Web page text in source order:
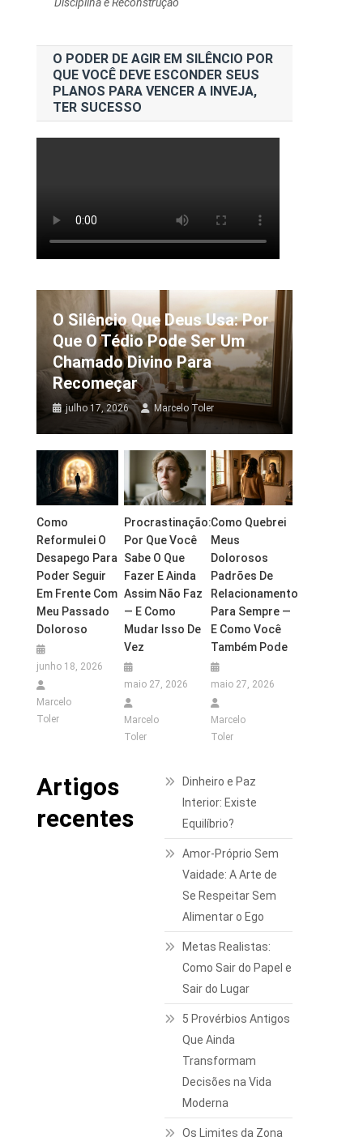
O PODER DE AGIR EM SILÊNCIO POR
QUE VOCÊ DEVE ESCONDER SEUS
PLANOS PARA VENCER A INVEJA,
TER SUCESSO
O Silêncio Que Deus Usa: Por
Que O Tédio Pode Ser Um
Chamado Divino Para
Recomeçar
julho 17, 2026 Marcelo Toler
Como
Reformulei O
Desapego Para
Poder Seguir
Em Frente Com
Meu Passado
Doloroso
junho 18, 2026
Marcelo
Toler
Procrastinação:
Por Que Você
Sabe O Que
Fazer E Ainda
Assim Não Faz
— E Como
Mudar Isso De
Vez
maio 27, 2026
Marcelo
Toler
Como Quebrei
Meus
Dolorosos
Padrões De
Relacionamento
Para Sempre —
E Como Você
Também Pode
maio 27, 2026
Marcelo
Toler
Artigos
recentes
Dinheiro e Paz
Interior: Existe
Equilíbrio?
Amor-Próprio Sem
Vaidade: A Arte de
Se Respeitar Sem
Alimentar o Ego
Metas Realistas:
Como Sair do Papel e
Sair do Lugar
5 Provérbios Antigos
Que Ainda
Transformam
Decisões na Vida
Moderna
Os Limites da Zona